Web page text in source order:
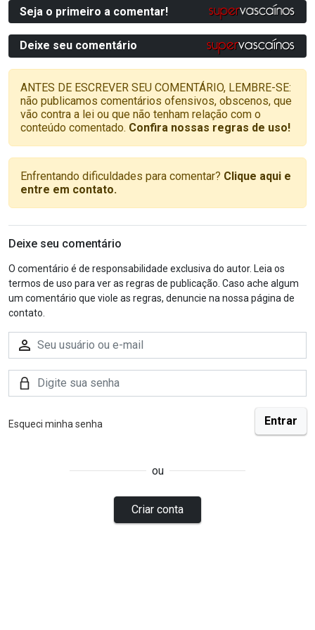
Seja o primeiro a comentar!
Deixe seu comentário
ANTES DE ESCREVER SEU COMENTÁRIO, LEMBRE-SE:
não publicamos comentários ofensivos, obscenos, que
vão contra a lei ou que não tenham relação com o
conteúdo comentado. Confira nossas regras de uso!
Enfrentando dificuldades para comentar? Clique aqui e
entre em contato.
Deixe seu comentário
O comentário é de responsabilidade exclusiva do autor. Leia os
termos de uso para ver as regras de publicação. Caso ache algum
um comentário que viole as regras, denuncie na nossa página de
contato.
Esqueci minha senha
ou
Criar conta